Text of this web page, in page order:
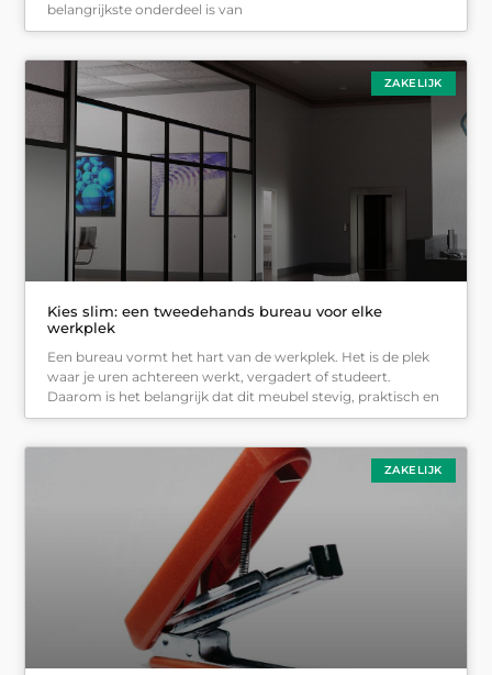
belangrijkste onderdeel is van
ZAKELIJK
Kies slim: een tweedehands bureau voor elke
werkplek
Een bureau vormt het hart van de werkplek. Het is de plek
waar je uren achtereen werkt, vergadert of studeert.
Daarom is het belangrijk dat dit meubel stevig, praktisch en
ZAKELIJK